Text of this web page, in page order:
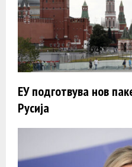
ЕУ подготвува нов
Русија